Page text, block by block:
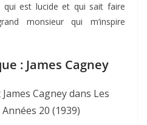
qui est lucide et qui sait faire
monsieur qui m’inspire
: James Cagney